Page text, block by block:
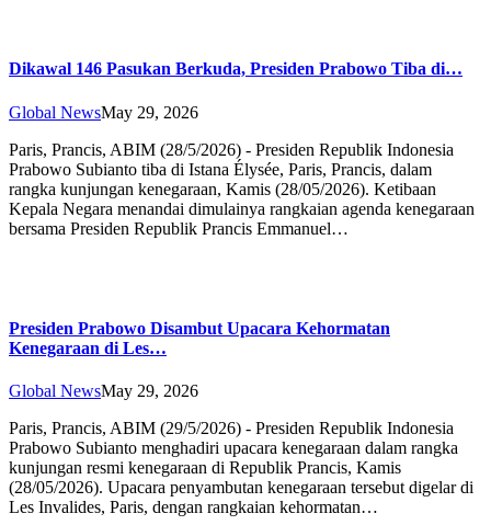
Dikawal 146 Pasukan Berkuda, Presiden Prabowo Tiba di…
Global NewsMay 29, 2026
Paris, Prancis, ABIM (28/5/2026) - Presiden Republik Indonesia
Prabowo Subianto tiba di Istana Élysée, Paris, Prancis, dalam
rangka kunjungan kenegaraan, Kamis (28/05/2026). Ketibaan
Kepala Negara menandai dimulainya rangkaian agenda kenegaraan
bersama Presiden Republik Prancis Emmanuel…
Presiden Prabowo Disambut Upacara Kehormatan
Kenegaraan di Les…
Global NewsMay 29, 2026
Paris, Prancis, ABIM (29/5/2026) - Presiden Republik Indonesia
Prabowo Subianto menghadiri upacara kenegaraan dalam rangka
kunjungan resmi kenegaraan di Republik Prancis, Kamis
(28/05/2026). Upacara penyambutan kenegaraan tersebut digelar di
Les Invalides, Paris, dengan rangkaian kehormatan…